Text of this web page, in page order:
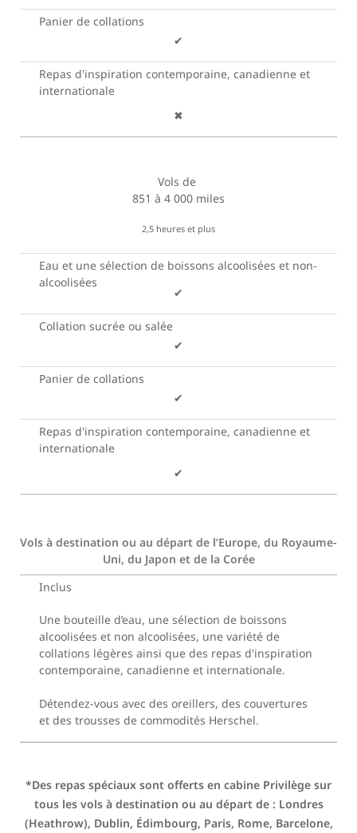
Panier de collations
✔
Repas d'inspiration contemporaine, canadienne et
internationale
✖
Vols de
851 à 4 000 miles
2,5 heures et plus
Eau et une sélection de boissons alcoolisées et non-
alcoolisées
✔
Collation sucrée ou salée
✔
Panier de collations
✔
Repas d'inspiration contemporaine, canadienne et
internationale
✔
Vols à destination ou au départ de l’Europe, du Royaume-
Uni, du Japon et de la Corée
Inclus
Une bouteille d’eau, une sélection de boissons
alcoolisées et non alcoolisées, une variété de
collations légères ainsi que des repas d'inspiration
contemporaine, canadienne et internationale.
Détendez-vous avec des oreillers, des couvertures
et des trousses de commodités Herschel.
*Des repas spéciaux sont offerts en cabine Privilège sur
tous les vols à destination ou au départ de : Londres
(Heathrow), Dublin, Édimbourg, Paris, Rome, Barcelone,